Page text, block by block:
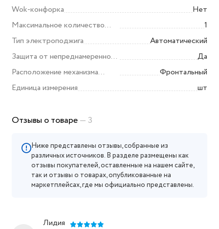
Wok-конфорка
Нет
Максимальное количество
корон пламени
1
Тип электроподжига
Автоматический
Защита от непреднамеренного
пуска
Да
Расположение механизма
управления
Фронтальный
Единица измерения
шт
Отзывы о товаре— 3
Ниже представлены отзывы, собранные из
различных источников. В разделе размещены как
отзывы покупателей, оставленные на нашем сайте,
так и отзывы о товарах, опубликованные на
маркетплейсах, где мы официально представлены.
Лидия